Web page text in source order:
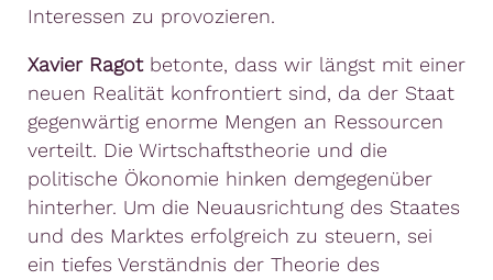
Interessen zu provozieren.
Xavier Ragotbetonte, dass wir längst mit einer
neuen Realität konfrontiert sind, da der Staat
gegenwärtig enorme Mengen an Ressourcen
verteilt. Die Wirtschaftstheorie und die
politische Ökonomie hinken demgegenüber
hinterher. Um die Neuausrichtung des Staates
und des Marktes erfolgreich zu steuern, sei
ein tiefes Verständnis der Theorie des